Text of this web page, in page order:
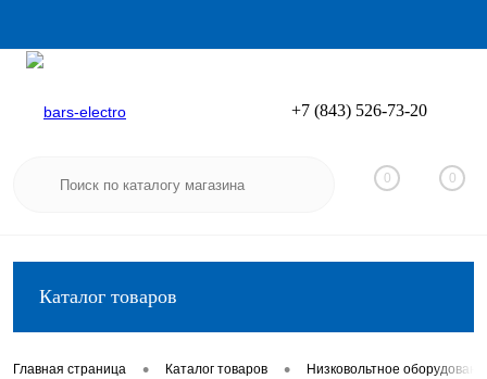
Вход
+7 (843) 526-73-20
0 0
Каталог товаров
Главная страница • Каталог товаров • Низковольтное